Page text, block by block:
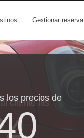
Gestionar reserva
los precios de
cliente las